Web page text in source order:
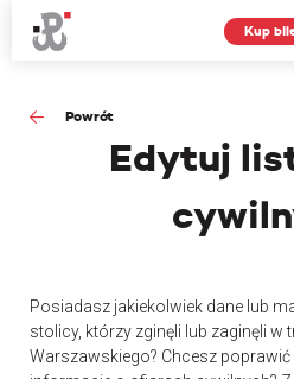
Kup
Powrót
Edytuj
Posiadasz jakiekolwiek dane lub
stolicy, którzy zginęli lub zaginęli w
Warszawskiego? Chcesz